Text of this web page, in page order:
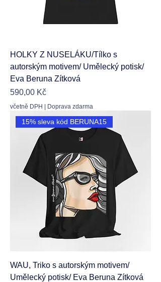
HOLKY Z NUSELÁKU/Tílko s
autorským motivem/ Umělecký potisk/
Eva Beruna Zítková
Cena
590,00 Kč
včetně DPH Doprava zdarma
15% sleva kód BERUNA15
WAU, Triko s autorským motivem/
Umělecký potisk/ Eva Beruna Zítková